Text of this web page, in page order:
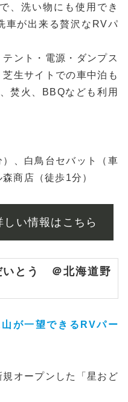
、洗い物にも使用でき
車が出来る贅沢なRVパ
ント・電源・ダンプス
生サイトでの車中泊も
焚火、BBQなども利用
、白鳥台セバット（車
商店（徒歩1分）
しい情報はこちら
いとう ＠北海道野
が一望できるRVパー
オープンした「星おど